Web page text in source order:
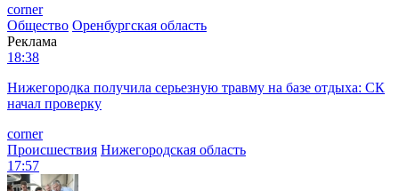
corner
Общество Оренбургская область
Реклама
18:38
Нижегородка получила серьезную травму на базе отдыха: СК
начал проверку
corner
Происшествия Нижегородская область
17:57